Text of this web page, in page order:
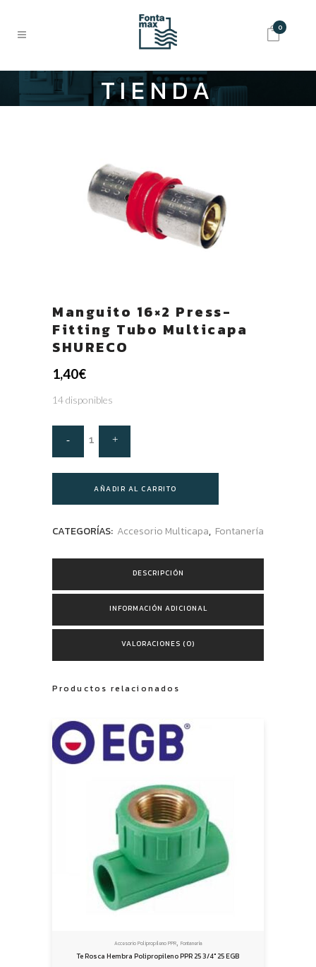
0
TIENDA
Manguito 16×2 Press-
Fitting Tubo Multicapa
SHURECO
1,40€
14 disponibles
AÑADIR AL CARRITO
CATEGORÍAS: Accesorio Multicapa, Fontanería
DESCRIPCIÓN
INFORMACIÓN ADICIONAL
VALORACIONES (0)
Productos relacionados
Accesorio Polipropileno PPR, Fontanería
Te Rosca Hembra Polipropileno PPR 25 3/4″ 25 EGB